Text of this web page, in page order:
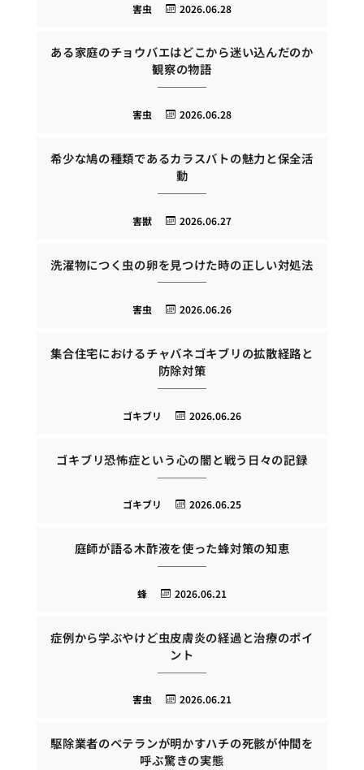
2026.06.28
害虫
ある家庭のチョウバエはどこから迷い込んだのか
観察の物語
2026.06.28
害虫
希少な鳩の種類であるカラスバトの魅力と保全活
動
2026.06.27
害獣
洗濯物につく虫の卵を見つけた時の正しい対処法
2026.06.26
害虫
集合住宅におけるチャバネゴキブリの拡散経路と
防除対策
2026.06.26
ゴキブリ
ゴキブリ恐怖症という心の闇と戦う日々の記録
2026.06.25
ゴキブリ
庭師が語る木酢液を使った蜂対策の知恵
2026.06.21
蜂
症例から学ぶやけど虫皮膚炎の経過と治療のポイ
ント
2026.06.21
害虫
駆除業者のベテランが明かすハチの死骸が仲間を
呼ぶ驚きの実態